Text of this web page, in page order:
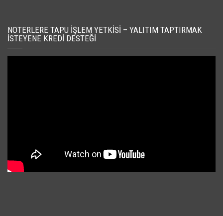
NOTERLERE TAPU İŞLEM YETKISI – YALITIM TAPTIRMAK
İSTEYENE KREDI DESTEĞI